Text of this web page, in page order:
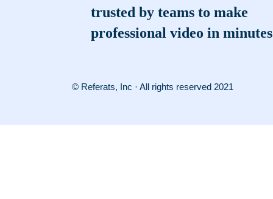
trusted by teams to make
professional video in minutes
© Referats, Inc · All rights reserved 2021